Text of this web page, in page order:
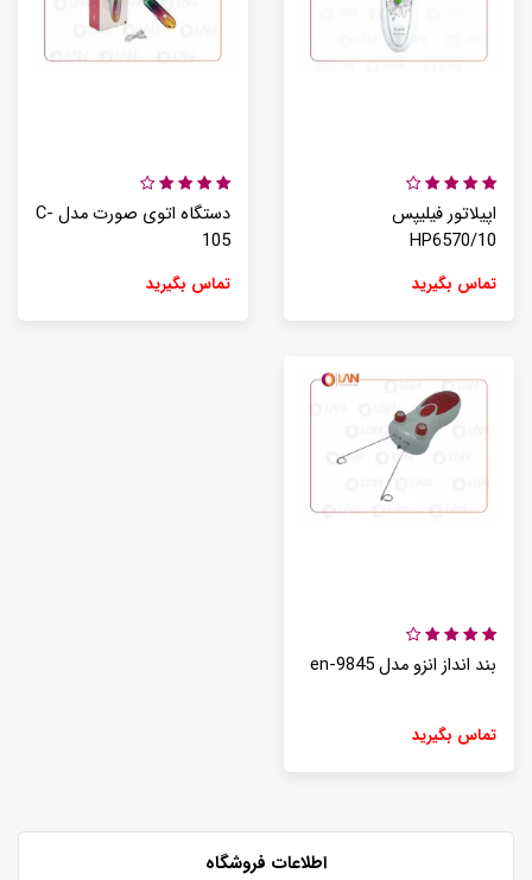
اپیلاتور فیلیپس
HP6570/10
تماس بگیرید
دستگاه اتوی صورت مدل C-
105
تماس بگیرید
بند انداز انزو مدل en-9845
تماس بگیرید
اطلاعات فروشگاه